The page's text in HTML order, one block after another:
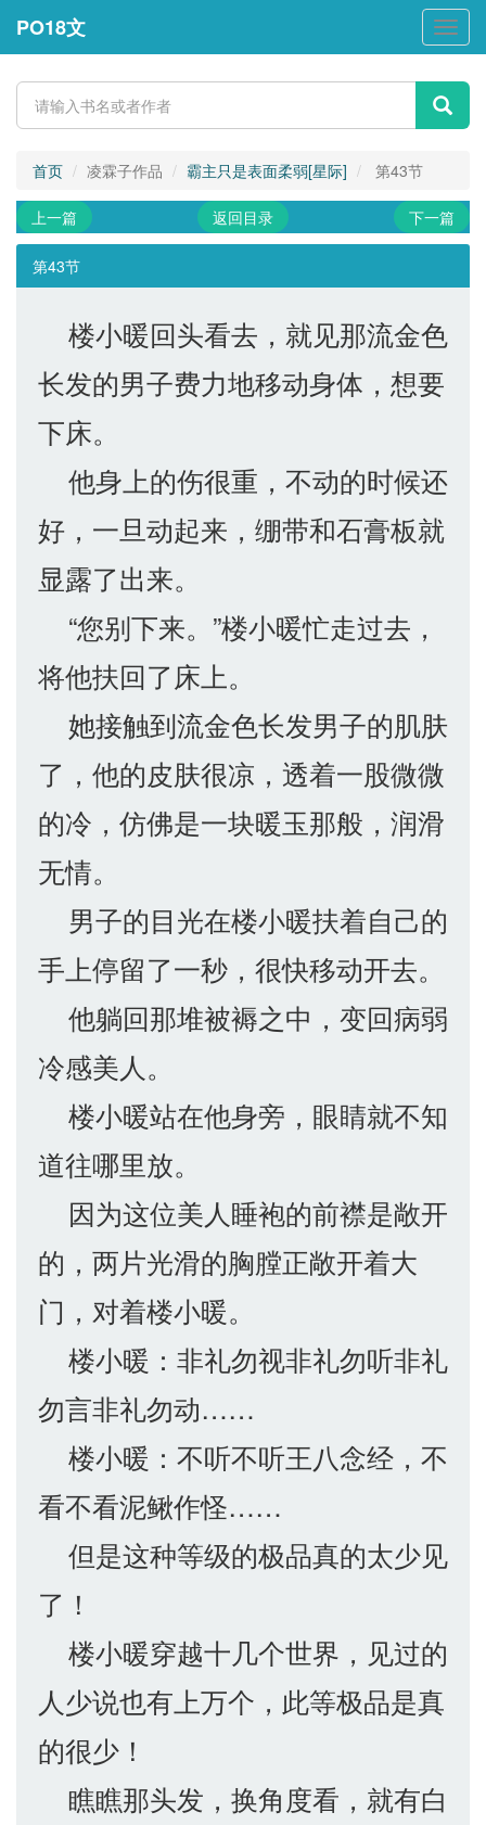
PO18
文
PO18文
首页 凌霖子作品 霸主只是表面柔弱[星际] 第43节
上一篇 返回目录 下一篇
第43节
楼小暖回头看去，就见那流金色
长发的男子费力地移动身体，想要
下床。
他身上的伤很重，不动的时候还
好，一旦动起来，绷带和石膏板就
显露了出来。
“您别下来。”楼小暖忙走过去，
将他扶回了床上。
她接触到流金色长发男子的肌肤
了，他的皮肤很凉，透着一股微微
的冷，仿佛是一块暖玉那般，润滑
无情。
男子的目光在楼小暖扶着自己的
手上停留了一秒，很快移动开去。
他躺回那堆被褥之中，变回病弱
冷感美人。
楼小暖站在他身旁，眼睛就不知
道往哪里放。
因为这位美人睡袍的前襟是敞开
的，两片光滑的胸膛正敞开着大
门，对着楼小暖。
楼小暖：非礼勿视非礼勿听非礼
勿言非礼勿动……
楼小暖：不听不听王八念经，不
看不看泥鳅作怪……
但是这种等级的极品真的太少见
了！
楼小暖穿越十几个世界，见过的
人少说也有上万个，此等极品是真
的很少！
瞧瞧那头发，换角度看，就有白